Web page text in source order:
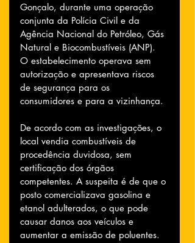
Gonçalo, durante uma operação
conjunta da Polícia Civil e da
Agência Nacional do Petróleo, Gás
Natural e Biocombustíveis (ANP).
O estabelecimento operava sem
autorização e apresentava riscos
de segurança para os
consumidores e para a vizinhança.
De acordo com as investigações, o
local vendia combustíveis de
procedência duvidosa, sem
certificação dos órgãos
competentes. A suspeita é de que o
posto comercializava gasolina e
etanol adulterados, o que pode
causar danos aos veículos e
aumentar a emissão de poluentes.